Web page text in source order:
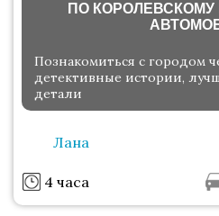
ПО
Познакомиться с городом
детективные истории,
детали
Лана
4 часа